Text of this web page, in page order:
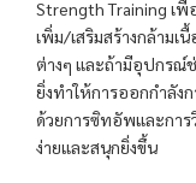
Strength Training เพื่
เพิ่ม/เสริมสร้างกล้ามเ
ต่างๆ และถ้ามีอุปกรณ์
ยิ่งทำให้การออกกำลังก
ด้วยการซิทอัพและกา
ง่ายและสนุกยิ่งขึ้น